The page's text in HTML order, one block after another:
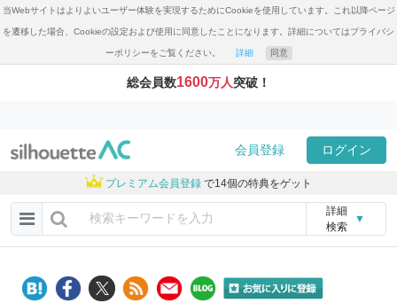
当Webサイトはよりよいユーザー体験を実現するためにCookieを使用しています。これ以降ページ
を遷移した場合、Cookieの設定および使用に同意したことになります。詳細についてはプライバシ
ーポリシーをご覧ください。 詳細 同意
総会員数1600万人突破！
会員登録 ログイン
プレミアム会員登録 で14個の特典をゲット
詳細
検索
▼